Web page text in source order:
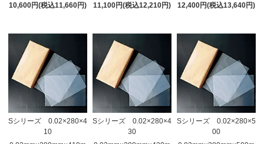
10,600円(税込11,660円)
11,100円(税込12,210円)
12,400円(税込13,640円)
Sシリーズ 0.02×280×4
10
Sシリーズ 0.02×280×4
30
Sシリーズ 0.02×280×5
00